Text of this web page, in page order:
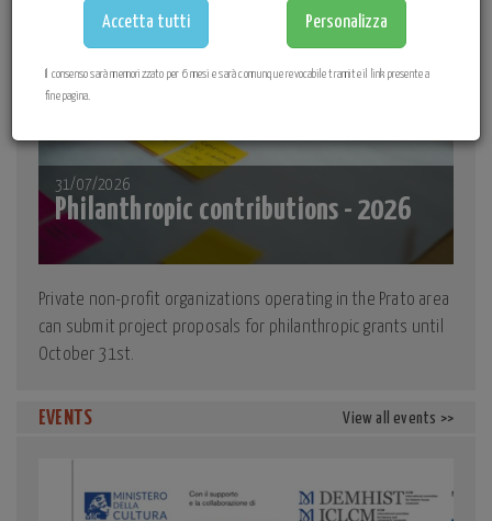
31/07/2026
Philanthropic contributions - 2026
Private non-profit organizations operating in the Prato area
can submit project proposals for philanthropic grants until
October 31st.
EVENTS View all events >>
Accetta tutti Personalizza
Il consenso sarà memorizzato per 6 mesi e sarà comunque revocabile tramite il link presente a
fine pagina.